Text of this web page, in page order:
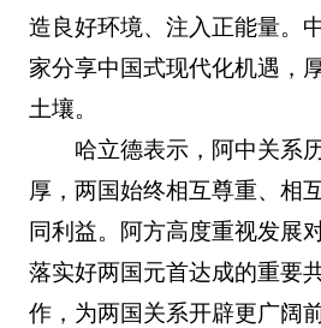
造良好环境、注入正能量。
家分享中国式现代化机遇，
土壤。
哈立德表示，阿中关系
厚，两国始终相互尊重、相
同利益。阿方高度重视发展
落实好两国元首达成的重要
作，为两国关系开辟更广阔